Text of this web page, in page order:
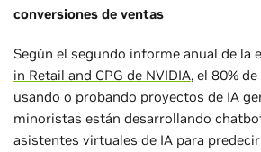
conversiones de ventas
Según el segundo informe anual de la
in Retail and CPG de NVIDIA, el 80%
usando o probando proyectos de IA
minoristas están desarrollando
asistentes virtuales de IA para